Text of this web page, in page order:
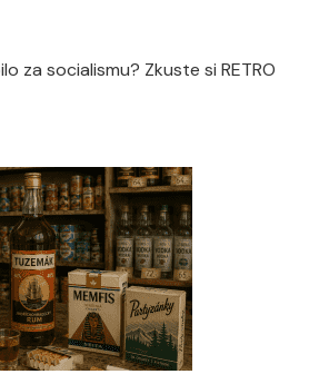
za socialismu? Zkuste si RETRO